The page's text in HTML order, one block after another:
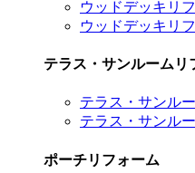
ウッドデッキリ
ウッドデッキリ
テラス・サンルームリ
テラス・サンル
テラス・サンル
ポーチリフォーム